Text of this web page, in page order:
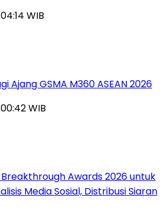
WIB
Ajang GSMA M360 ASEAN 2026
WIB
Awards 2026 untuk
Media Sosial, Distribusi Siaran